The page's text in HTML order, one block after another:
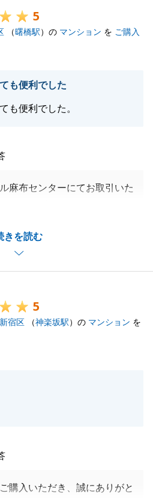
きればと思っております。
いいたします。
閉じる
5
（曙橋駅）の マンション を ご購入
も便利でした
も便利でした。
きを読む
麻布センターにてお取引いた
ございましたら、お気軽にご
たします。
閉じる
5
新宿区 （神楽坂駅）の マンション を
購入いただき、誠にありがと